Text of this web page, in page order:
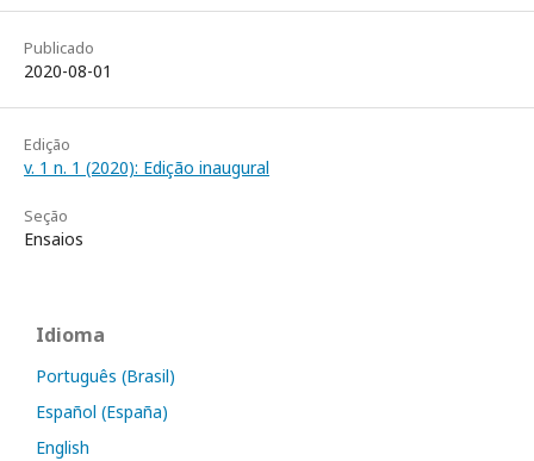
Publicado
2020-08-01
Edição
v. 1 n. 1 (2020): Edição inaugural
Seção
Ensaios
Idioma
Português (Brasil)
Español (España)
English